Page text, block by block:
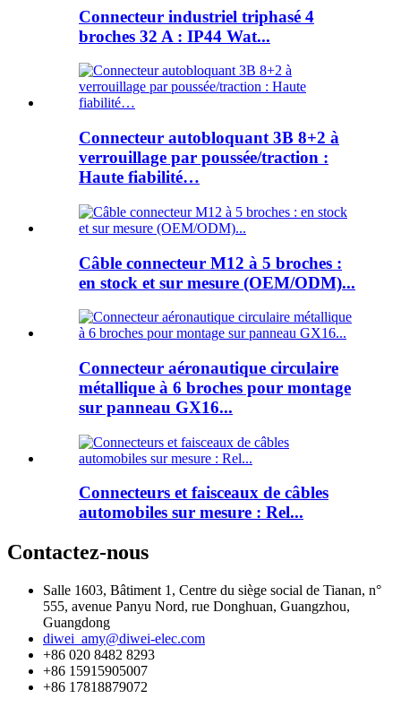
Connecteur industriel triphasé 4
broches 32 A : IP44 Wat...
Connecteur autobloquant 3B 8+2 à
verrouillage par poussée/traction :
Haute fiabilité…
Câble connecteur M12 à 5 broches :
en stock et sur mesure (OEM/ODM)...
Connecteur aéronautique circulaire
métallique à 6 broches pour montage
sur panneau GX16...
Connecteurs et faisceaux de câbles
automobiles sur mesure : Rel...
Contactez-nous
Salle 1603, Bâtiment 1, Centre du siège social de Tianan, n°
555, avenue Panyu Nord, rue Donghuan, Guangzhou,
Guangdong
diwei_amy@diwei-elec.com
+86 020 8482 8293
+86 15915905007
+86 17818879072